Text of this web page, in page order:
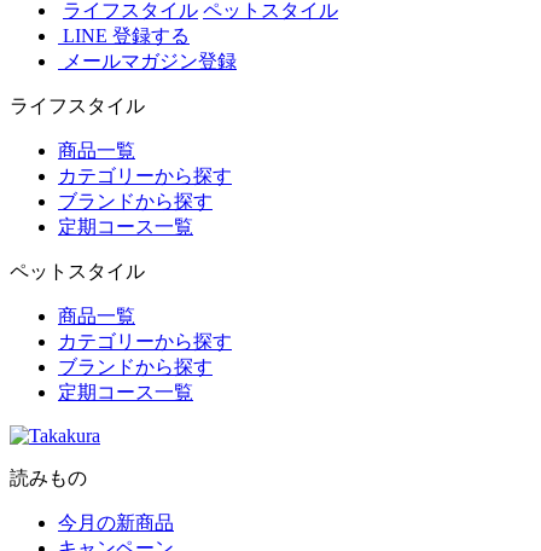
ライフスタイル ペットスタイル
LINE 登録する
メールマガジン登録
ライフスタイル
商品一覧
カテゴリーから探す
ブランドから探す
定期コース一覧
ペットスタイル
商品一覧
カテゴリーから探す
ブランドから探す
定期コース一覧
読みもの
今月の新商品